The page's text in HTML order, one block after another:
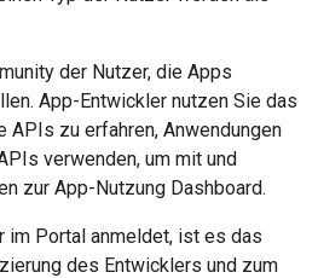
der Nutzer, die Apps
App-Entwickler nutzen Sie das
APIs zu erfahren, Anwendungen
verwenden, um mit und
zur App-Nutzung Dashboard.
im Portal anmeldet, ist es das
des Entwicklers und zum